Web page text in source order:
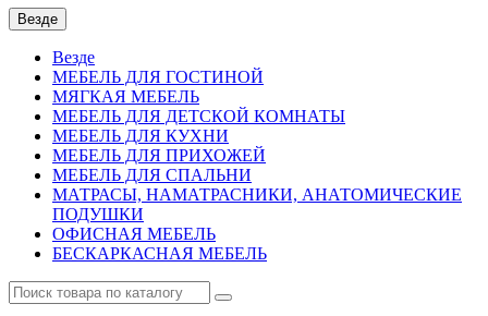
Везде
Везде
МЕБЕЛЬ ДЛЯ ГОСТИНОЙ
МЯГКАЯ МЕБЕЛЬ
МЕБЕЛЬ ДЛЯ ДЕТСКОЙ КОМНАТЫ
МЕБЕЛЬ ДЛЯ КУХНИ
МЕБЕЛЬ ДЛЯ ПРИХОЖЕЙ
МЕБЕЛЬ ДЛЯ СПАЛЬНИ
МАТРАСЫ, НАМАТРАСНИКИ, АНАТОМИЧЕСКИЕ
ПОДУШКИ
ОФИСНАЯ МЕБЕЛЬ
БЕСКАРКАСНАЯ МЕБЕЛЬ